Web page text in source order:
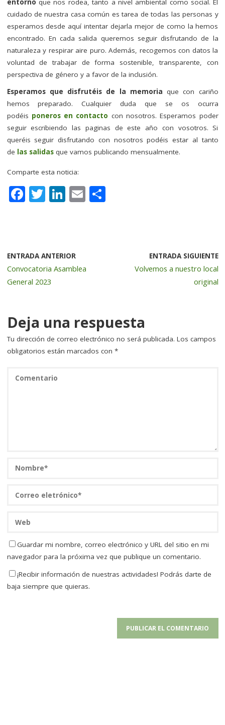
cuidado de nuestra casa común es tarea de todas las personas y
esperamos desde aquí intentar dejarla mejor de como la hemos
encontrado. En cada salida queremos seguir disfrutando de la
naturaleza y respirar aire puro. Además, recogemos con datos la
voluntad de trabajar de forma sostenible, transparente, con
perspectiva de género y a favor de la inclusión.
Esperamos que disfrutéis de la memoria que con cariño
hemos preparado. Cualquier duda que se os ocurra
podéis poneros en contacto con nosotros. Esperamos poder
seguir escribiendo las paginas de este año con vosotros. Si
queréis seguir disfrutando con nosotros podéis estar al tanto
de las salidasque vamos publicando mensualmente.
Comparte esta noticia:
F
b
o
o
T
r
Li
dI
n
E C
ENTRADA ANTERIOR
Convocatoria Asamblea
General 2023
ENTRADA SIGUIENTE
Volvemos a nuestro local
original
Deja una respuesta
Tu dirección de correo electrónico no será publicada. Los campos
obligatorios están marcados con *
Guardar mi nombre, correo electrónico y URL del sitio en mi
navegador para la próxima vez que publique un comentario.
¡Recibir información de nuestras actividades! Podrás darte de
baja siempre que quieras.